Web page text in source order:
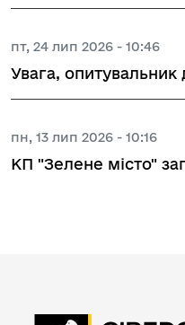
пт, 24 лип 2026 - 10:46
Увага, опитувальник
пн, 13 лип 2026 - 10:16
КП "Зелене місто"